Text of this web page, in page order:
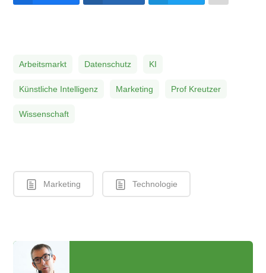
Arbeitsmarkt Datenschutz KI
Künstliche Intelligenz Marketing Prof Kreutzer
Wissenschaft
Marketing Technologie